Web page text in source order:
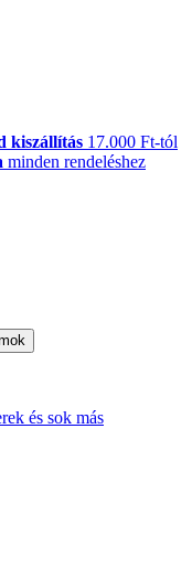
kiszállítás 17.000 Ft-tól
minden rendeléshez
és sok más